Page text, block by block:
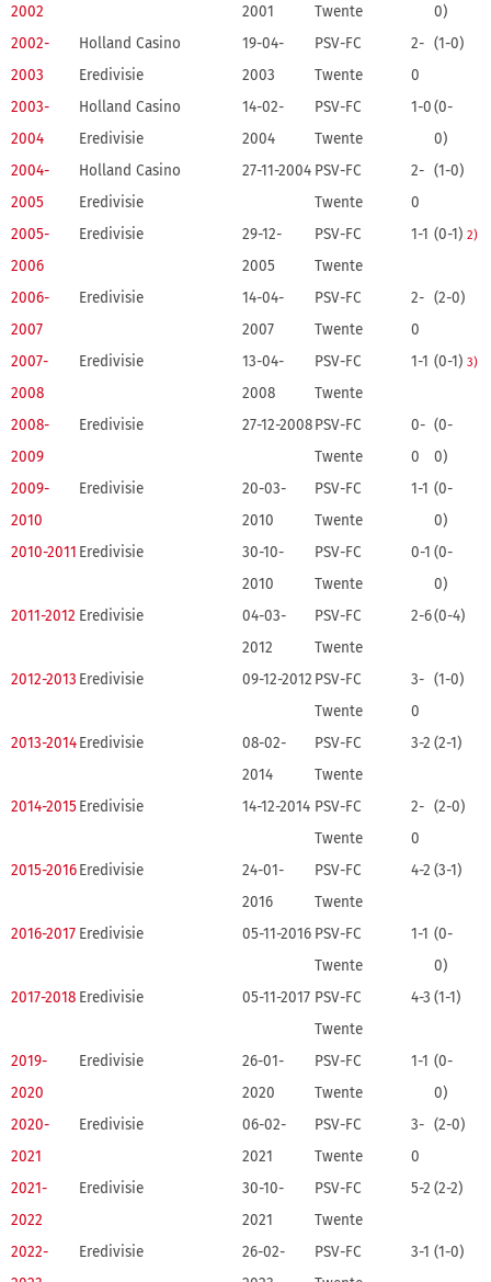
2002
2001
Twente
0)
2002-
2003
Holland Casino
Eredivisie
19-04-
2003
PSV-FC
Twente
2-
0
(1-0)
2003-
2004
Holland Casino
Eredivisie
14-02-
2004
PSV-FC
Twente
1-0(0-
0)
2004-
2005
Holland Casino
Eredivisie
27-11-2004 PSV-FC
Twente
2-
0
(1-0)
2005-
2006
Eredivisie
29-12-
2005
PSV-FC
Twente
1-1 (0-1) 2)
2006-
2007
Eredivisie
14-04-
2007
PSV-FC
Twente
2-
0
(2-0)
2007-
2008
Eredivisie
13-04-
2008
PSV-FC
Twente
1-1 (0-1) 3)
2008-
2009
Eredivisie 27-12-2008PSV-FC
Twente
0-
0
(0-
0)
2009-
2010
Eredivisie
20-03-
2010
PSV-FC
Twente
1-1 (0-
0)
2010-2011 Eredivisie
30-10-
2010
PSV-FC
Twente
0-1 (0-
0)
2011-2012 Eredivisie
04-03-
2012
PSV-FC
Twente
2-6(0-4)
2012-2013 Eredivisie 09-12-2012 PSV-FC
Twente
3-
0
(1-0)
2013-2014Eredivisie
08-02-
2014
PSV-FC
Twente
3-2 (2-1)
2014-2015Eredivisie 14-12-2014 PSV-FC
Twente
2-
0
(2-0)
2015-2016Eredivisie
24-01-
2016
PSV-FC
Twente
4-2 (3-1)
2016-2017 Eredivisie 05-11-2016 PSV-FC
Twente
1-1 (0-
0)
2017-2018 Eredivisie 05-11-2017 PSV-FC
Twente
4-3 (1-1)
2019-
2020
Eredivisie
26-01-
2020
PSV-FC
Twente
1-1 (0-
0)
2020-
2021
Eredivisie
06-02-
2021
PSV-FC
Twente
3-
0
(2-0)
2021-
2022
Eredivisie
30-10-
2021
PSV-FC
Twente
5-2 (2-2)
2022-
Eredivisie
26-02-
PSV-FC
3-1 (1-0)